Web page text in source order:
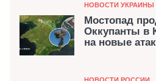
Категория
НОВОСТИ УКРАИНЫ
Мостопад
Оккупанты в
на новые
Категория